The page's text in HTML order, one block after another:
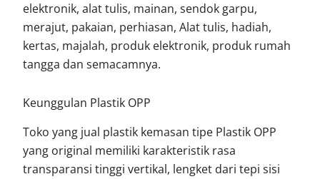
elektronik, alat tulis, mainan, sendok garpu,
merajut, pakaian, perhiasan, Alat tulis, hadiah,
kertas, majalah, produk elektronik, produk rumah
tangga dan semacamnya.
Keunggulan Plastik OPP
Toko yang jual plastik kemasan tipe Plastik OPP
yang original memiliki karakteristik rasa
transparansi tinggi vertikal, lengket dari tepi sisi